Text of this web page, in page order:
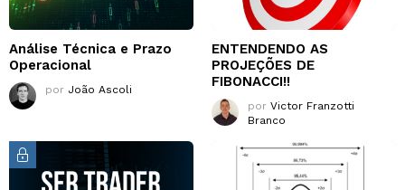
Análise Técnica e Prazo
Operacional
por João Ascoli
ENTENDENDO AS
PROJEÇÕES DE
FIBONACCI!!
por Victor Franzotti
Branco